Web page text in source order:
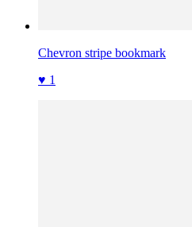
Chevron stripe bookmark
♥ 1